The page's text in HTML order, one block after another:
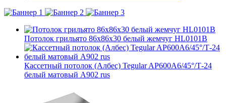
Потолок грильято 86х86х30 белый жемчуг HL0101B
Кассетный потолок (Албес) Tegular AP600A6/45°/Т-24
белый матовый А902 rus